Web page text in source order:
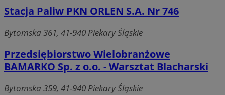
Stacja Paliw PKN ORLEN S.A. Nr 746
Bytomska 361, 41-940 Piekary Śląskie
Przedsiębiorstwo Wielobranżowe
BAMARKO Sp. z o.o. - Warsztat Blacharski
Bytomska 359, 41-940 Piekary Śląskie